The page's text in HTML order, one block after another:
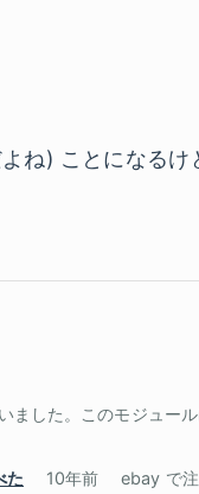
ね) ことになる
ました。このモジュー
た
10年前
ebay で